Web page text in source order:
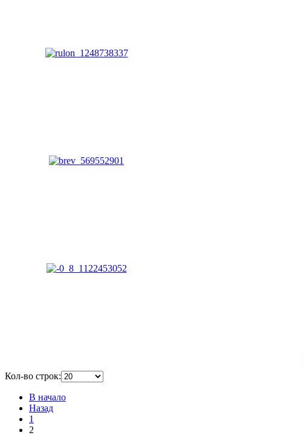
Кол-во строк:
В начало
Назад
1
2